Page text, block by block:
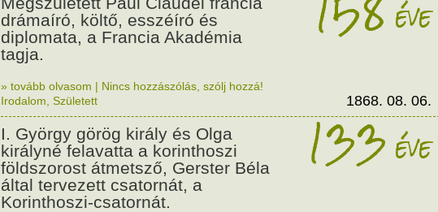
drámaíró, költő, esszéíró és
diplomata, a Francia Akadémia
tagja.
éve
» tovább olvasom | Nincs hozzászólás, szólj hozzá!
Irodalom Született 1868. 08. 06.
I. György görög király és Olga
királyné felavatta a korinthoszi
földszorost átmetsző, Gerster Béla
által tervezett csatornát, a
Korinthoszi-csatornát.
133éve